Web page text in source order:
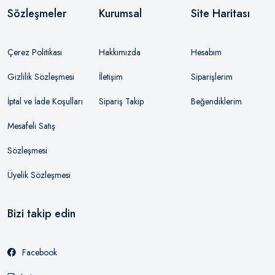
Sözleşmeler
Çerez Politikası
Gizlilik Sözleşmesi
İptal ve İade Koşulları
Mesafeli Satış
Sözleşmesi
Üyelik Sözleşmesi
Kurumsal
Hakkımızda
İletişim
Sipariş Takip
Site Haritası
Hesabım
Siparişlerim
Beğendiklerim
Bizi takip edin
Facebook